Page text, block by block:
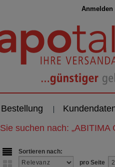
Anmelden
Bestellung
Sie suchen nach: „ABITIMA
Sortieren nach:
pro Seite